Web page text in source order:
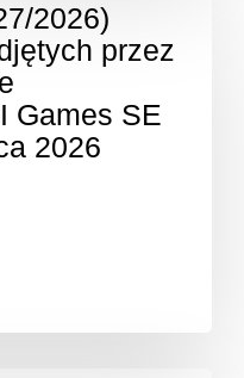
2026)
przez
Games SE
2026